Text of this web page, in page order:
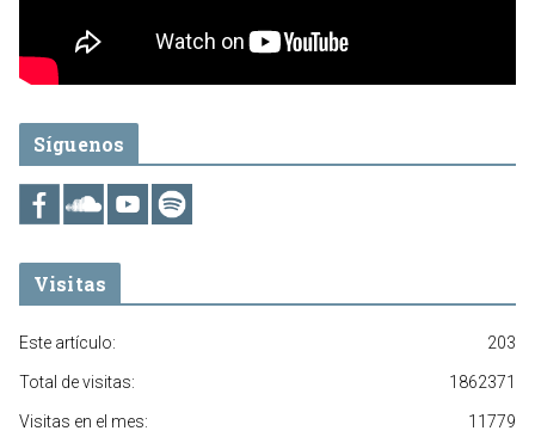
Síguenos
Visitas
203
Este artículo:
1862371
Total de visitas:
11779
Visitas en el mes: